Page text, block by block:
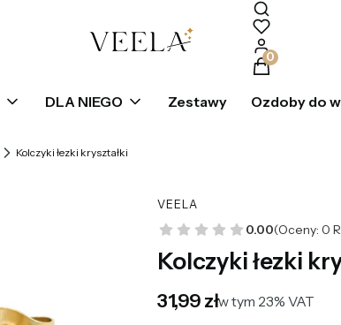
Produkty w
DLA NIEGO Zestawy Ozdoby do
Kolczyki łezki kryształki
VEELA
0.00(Oceny: 0
Kolczyki łezki
Cena
31,99 złw tym 23% VAT
w tym 23% VAT